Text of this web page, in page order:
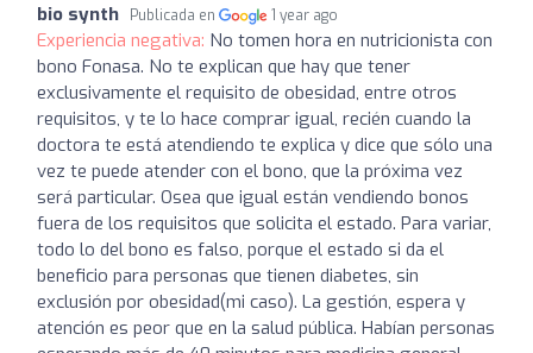
bio synth Publicada en 1 year ago
Experiencia negativa: No tomen hora en nutricionista con
bono Fonasa. No te explican que hay que tener
exclusivamente el requisito de obesidad, entre otros
requisitos, y te lo hace comprar igual, recién cuando la
doctora te está atendiendo te explica y dice que sólo una
vez te puede atender con el bono, que la próxima vez
será particular. Osea que igual están vendiendo bonos
fuera de los requisitos que solicita el estado. Para variar,
todo lo del bono es falso, porque el estado si da el
beneficio para personas que tienen diabetes, sin
exclusión por obesidad(mi caso). La gestión, espera y
atención es peor que en la salud pública. Habían personas